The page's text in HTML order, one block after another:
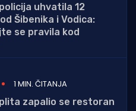
uhvatila 12
Šibenika i Vodica:
se pravila kod
1 MIN. ČITANJA
zapalio se restoran